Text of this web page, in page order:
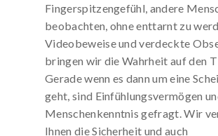
Fingerspitzengefühl, andere
beobachten, ohne enttarnt zu
Videobeweise und verdeckte
bringen wir die Wahrheit auf den
Gerade wenn es dann um eine
geht, sind Einfühlungsvermögen
Menschenkenntnis gefragt. Wir
Ihnen die Sicherheit und auch